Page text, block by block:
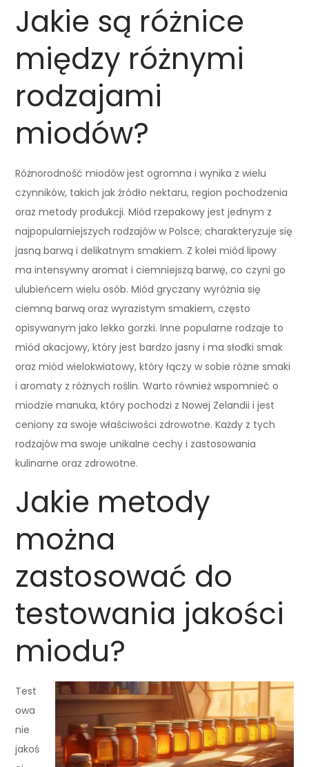
Jakie są różnice
między różnymi
rodzajami
miodów?
Różnorodność miodów jest ogromna i wynika z wielu
czynników, takich jak źródło nektaru, region pochodzenia
oraz metody produkcji. Miód rzepakowy jest jednym z
najpopularniejszych rodzajów w Polsce; charakteryzuje się
jasną barwą i delikatnym smakiem. Z kolei miód lipowy
ma intensywny aromat i ciemniejszą barwę, co czyni go
ulubieńcem wielu osób. Miód gryczany wyróżnia się
ciemną barwą oraz wyrazistym smakiem, często
opisywanym jako lekko gorzki. Inne popularne rodzaje to
miód akacjowy, który jest bardzo jasny i ma słodki smak
oraz miód wielokwiatowy, który łączy w sobie różne smaki
i aromaty z różnych roślin. Warto również wspomnieć o
miodzie manuka, który pochodzi z Nowej Zelandii i jest
ceniony za swoje właściwości zdrowotne. Każdy z tych
rodzajów ma swoje unikalne cechy i zastosowania
kulinarne oraz zdrowotne.
Jakie metody
można
zastosować do
testowania jakości
miodu?
Test
owa
nie
jakoś